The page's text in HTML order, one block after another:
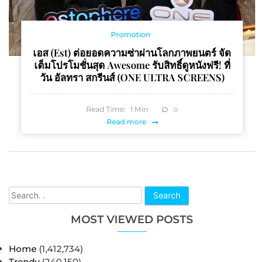
Search
MOST VIEWED POSTS
Home (1,412,734)
Promotion
เอส (est) ต่อยอดความซ่าผ่านโลกภาพยนตร์ จัด
เต็มโปรโมชั่นสุด Awesome รับสิทธิ์ดูหนังฟรี! ที่
วัน อัลทรา สกรีนส์ (ONE ULTRA SCREENS)
Read Time: 1 Min 0
Read more